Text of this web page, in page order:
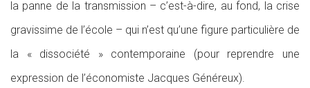
la panne de la transmission – c’est-à-dire, au fond, la crise
gravissime de l’école – qui n’est qu’une figure particulière de
la « dissociété » contemporaine (pour reprendre une
expression de l’économiste Jacques Généreux).